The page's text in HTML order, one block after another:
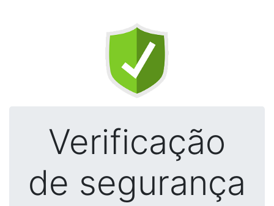
Verificação
de segurança